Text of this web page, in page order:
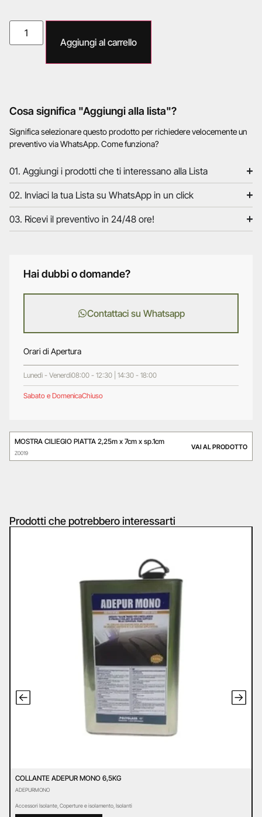
Aggiungi al carrello
Cosa significa "Aggiungi alla lista"?
Significa selezionare questo prodotto per richiedere velocemente un
preventivo via WhatsApp. Come funziona?
01. Aggiungi i prodotti che ti interessano alla Lista
02. Inviaci la tua Lista su WhatsApp in un click
03. Ricevi il preventivo in 24/48 ore!
Hai dubbi o domande?
Contattaci su Whatsapp
Orari di Apertura
Lunedì - Venerdì08:00 - 12:30 | 14:30 - 18:00
Sabato e DomenicaChiuso
MOSTRA CILIEGIO PIATTA 2,25m x 7cm x sp.1cm
Z0019
VAI AL PRODOTTO
Prodotti che potrebbero interessarti
COLLANTE ADEPUR MONO 6,5KG
ADEPURMONO
Accessori Isolante Coperture e isolamento Isolanti